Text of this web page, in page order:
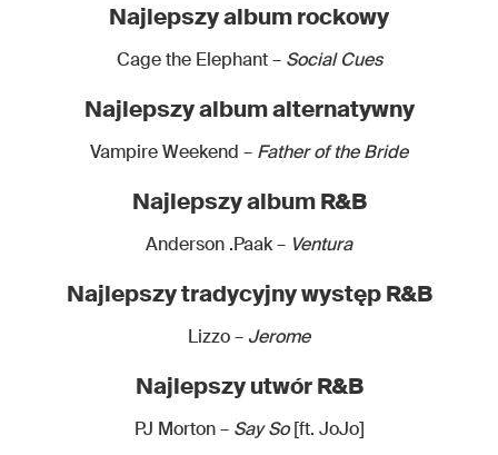
Najlepszy album rockowy
Cage the Elephant – Social Cues
Najlepszy album alternatywny
Vampire Weekend – Father of the Bride
Najlepszy album R&B
Anderson .Paak – Ventura
Najlepszy tradycyjny występ R&B
Lizzo – Jerome
Najlepszy utwór R&B
PJ Morton – Say So[ft. JoJo]